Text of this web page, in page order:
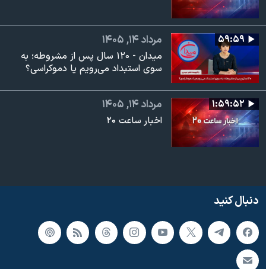
۵۹:۵۹ مرداد ۱۴, ۱۴۰۵
میدان - ۱۲۰ سال پس از مشروطه؛ به
سوی استبداد می‌رویم یا دموکراسی؟
۱:۵۹:۵۲ مرداد ۱۴, ۱۴۰۵
اخبار ساعت ۲۰
دنبال کنید